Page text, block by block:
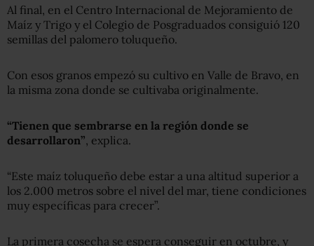
Al final, en el Centro Internacional de Mejoramiento de
Maíz y Trigo y el Colegio de Posgraduados consiguió 120
semillas del palomero toluqueño.
Con esos granos empezó su cultivo en Valle de Bravo, en
la misma zona donde se cultivaba originalmente.
“Tienen que sembrarse en la región donde se
desarrollaron”, explica.
“Este maíz toluqueño debe estar a una altitud superior a
los 2.000 metros sobre el nivel del mar, tiene condiciones
muy específicas para crecer”.
La primera cosecha se espera conseguir en octubre, y